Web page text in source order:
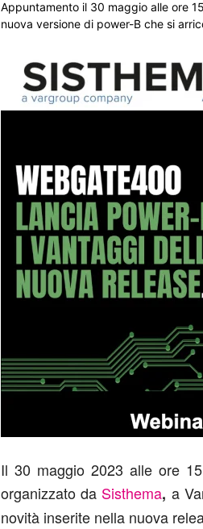
Appuntamento il 30 maggio alle ore
nuova versione di power-B che si
Il 30 maggio 2023 alle ore
organizzato da Sisthema, a
novità inserite nella nuova